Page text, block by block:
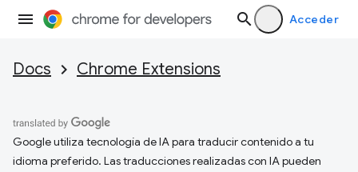
Acceder
Docs Chrome Extensions
Google utiliza tecnología de IA para traducir contenido a tu
idioma preferido. Las traducciones realizadas con IA pueden